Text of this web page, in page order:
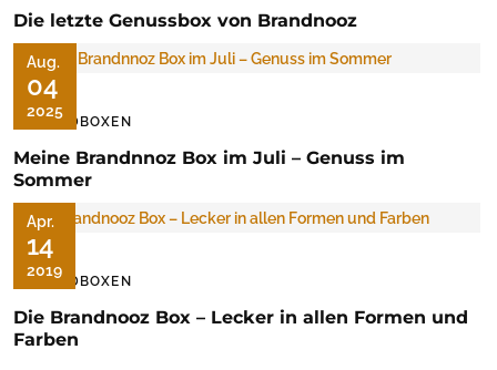
Die letzte Genussbox von Brandnooz
Aug.
04
2025
FOODBOXEN
Meine Brandnnoz Box im Juli – Genuss im
Sommer
Apr.
14
2019
FOODBOXEN
Die Brandnooz Box – Lecker in allen Formen und
Farben